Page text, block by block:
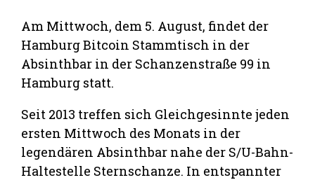
Am Mittwoch, dem 5. August, findet der
Hamburg Bitcoin Stammtisch in der
Absinthbar in der Schanzenstraße 99 in
Hamburg statt.
Seit 2013 treffen sich Gleichgesinnte jeden
ersten Mittwoch des Monats in der
legendären Absinthbar nahe der S/U-Bahn-
Haltestelle Sternschanze. In entspannter